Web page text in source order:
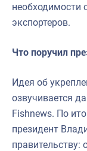
необходимости
экспортеров.
Что поручил
Идея об
озвучивается
Fishnews. По
президент
правительству: